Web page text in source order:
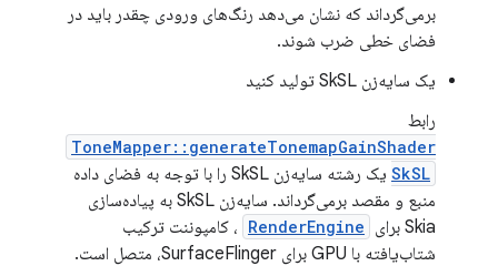
برمی‌گرداند که نشان می‌دهد رنگ‌های ورودی چقدر باید در
فضای خطی ضرب شوند.
یک سایه‌زن SkSL تولید کنید
رابط
ToneMapper::generateTonemapGainShader
SkSL
یک رشته سایه‌زن SkSL را با توجه به فضای داده
منبع و مقصد برمی‌گرداند. سایه‌زن SkSL به پیاده‌سازی
Skia برای
RenderEngine ، کامپوننت ترکیب
شتاب‌یافته با GPU برای SurfaceFlinger، متصل است.